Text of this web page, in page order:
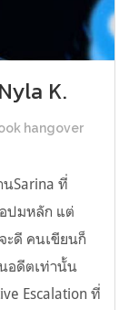
K.
hangover
Sarina ที่
ปมหลัก แต่
ะดี คนเขียนก็
อดีตเท่านั้น
Escalation ที่